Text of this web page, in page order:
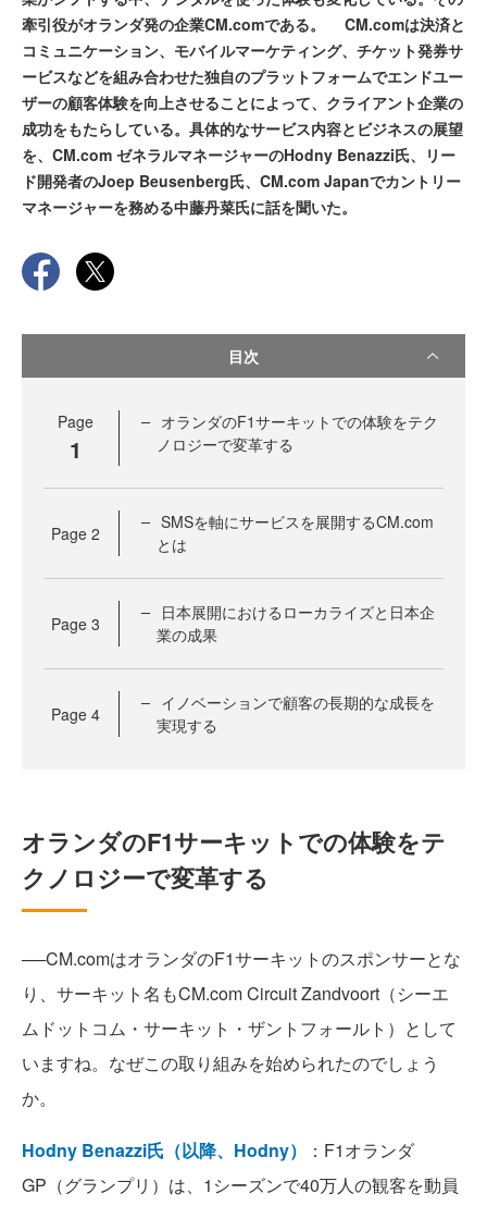
牽引役がオランダ発の企業CM.comである。 CM.comは決済と
コミュニケーション、モバイルマーケティング、チケット発券サ
ービスなどを組み合わせた独自のプラットフォームでエンドユー
ザーの顧客体験を向上させることによって、クライアント企業の
成功をもたらしている。具体的なサービス内容とビジネスの展望
を、CM.com ゼネラルマネージャーのHodny Benazzi氏、リー
ド開発者のJoep Beusenberg氏、CM.com Japanでカントリー
マネージャーを務める中藤丹菜氏に話を聞いた。
目次
Page
1
オランダのF1サーキットでの体験をテク
ノロジーで変革する
Page 2
SMSを軸にサービスを展開するCM.com
とは
Page 3
日本展開におけるローカライズと日本企
業の成果
Page 4
イノベーションで顧客の長期的な成長を
実現する
オランダのF1サーキットでの体験をテ
クノロジーで変革する
──CM.comはオランダのF1サーキットのスポンサーとな
り、サーキット名もCM.com Circuit Zandvoort（シーエ
ムドットコム・サーキット・ザントフォールト）として
いますね。なぜこの取り組みを始められたのでしょう
か。
Hodny Benazzi氏（以降、Hodny）
：F1オランダ
GP（グランプリ）は、1シーズンで40万人の観客を動員